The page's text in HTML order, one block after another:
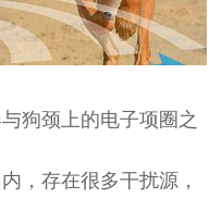
狗颈上的电子项圈之
，存在很多干扰源，